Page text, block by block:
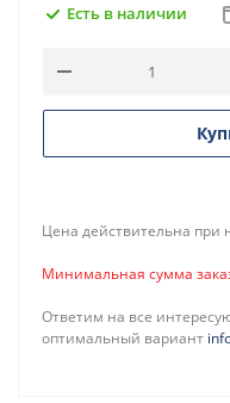
Есть в наличии
Цена действительна при
Минимальная сумма
Ответим на все
оптимальный вариант